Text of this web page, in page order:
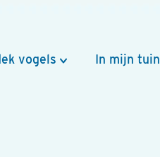
vogels In mijn tuin